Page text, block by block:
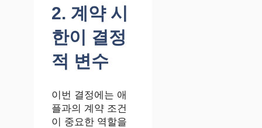
2. 계약 시
한이 결정
적 변수
이번 결정에는 애
플과의 계약 조건
이 중요한 역할을